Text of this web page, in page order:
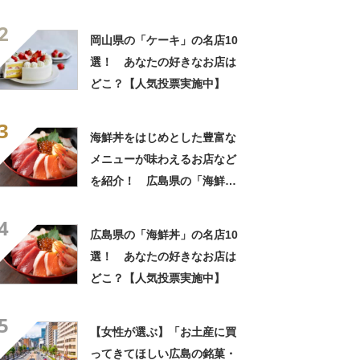
岡山県の「ケーキ」の名店10
選！ あなたの好きなお店は
どこ？【人気投票実施中】
海鮮丼をはじめとした豊富な
メニューが味わえるお店など
を紹介！ 広島県の「海鮮
広島県の「海鮮丼」の名店10
選！ あなたの好きなお店は
どこ？【人気投票実施中】
【女性が選ぶ】「お土産に買
ってきてほしい広島の銘菓・